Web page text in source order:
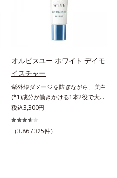
タイプ（普通肌～乾性肌）*1 γ－グ
ルタミン酸ポリペプチド、２－メタ
クリロイルオキシエチルホスホリル
コリン・メタクリル酸ブチル共重合
ミ・ソバカスを防ぐ*3 日本化粧品
業界で初めてメラニンの第三のルー
トに着目し、日本放射線影響学会第
53回大会で2010年10月に初めて発
表したこと*4 うるおいにより透明
感のある肌*5 うるおいによる*6 メ
ラノサイトまで*7 シミ・ソバカス
が肌表面にあらわれること*8 L-ア
ローチして、澄みわたる美肌を目指
します。*1 年齢を重ねた肌*2 メラ
ニンが過剰に生成する状態*3 メラ
ニンの生成を抑え、シミ・ソバカス
オルビスユー ホワイト デイモ
イスチャー
紫外線ダメージを防ぎながら、美白
(*1)成分が働きかける1本2役で大人
の肌を守りぬく。若々しく透明感の
ある美肌を構成する要素と、年齢肌
(*2)のメラニン生成にアプローチし
税込3,300円
（3.86 /325件）